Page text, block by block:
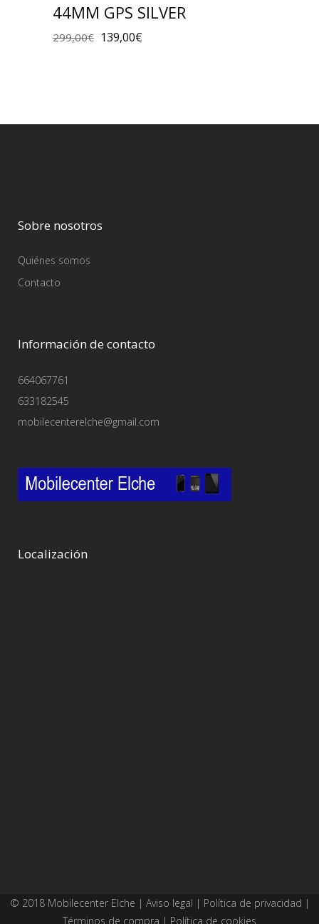
44MM GPS SILVER
299,00€ 139,00€
Sobre nosotros
Quiénes somos
Contacto
Información de contacto
664067761
633182545
mobilecenterelche@gmail.com
Localización
© 2018 Mobilecenter Elche | Aviso legal | Política de privacidad |
Términos de compra | Política de cookies